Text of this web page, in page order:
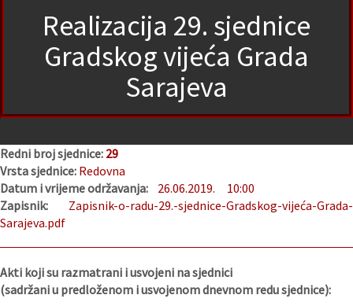
Realizacija 29. sjednice
Gradskog vijeća Grada
Sarajeva
Redni broj sjednice: 29
Vrsta sjednice: Redovna
Datum i vrijeme održavanja:
26.06.2019.
10:00
Zapisnik:
Zapisnik-o-radu-29.-sjednice-Gradskog-vijeća-Grada-
Sarajeva.pdf
Akti koji su razmatrani i usvojeni na sjednici
(sadržani u predloženom i usvojenom dnevnom redu sjednice):